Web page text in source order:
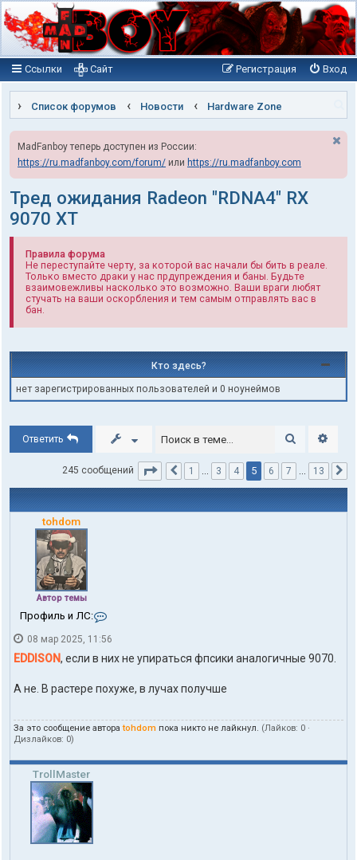
Ссылки Вход
Регистрация
Сайт
Список форумов Новости Hardware Zone
MadFanboy теперь доступен из России:
https://ru.madfanboy.com/forum/ или https://ru.madfanboy.com
Тред ожидания Radeon "RDNA4" RX
9070 XT
Правила форума
Не переступайте черту, за которой вас начали бы бить в реале.
Только вместо драки у нас прдупреждения и баны. Будьте
взаимовежливы насколько это возможно. Ваши враги любят
стучать на ваши оскорбления и тем самым отправлять вас в
бан.
Кто здесь?
нет зарегистрированных пользователей и 0 ноунеймов
Ответить Поиск
245 сообщений Страница из 13
Пред.
1 … 3 4 5 6 7 … 13
tohdom
Автор темы
Профиль и ЛС:
н
т
а
т
п
о
з
08 мар 2025, 11:56
EDDISON, если в них не упираться фпсики аналогичные 9070.
А не. В растере похуже, в лучах получше
За это сообщение автораtohdom пока никто не лайкнул. (Лайков: 0 ·
Дизлайков: 0)
TrollMaster